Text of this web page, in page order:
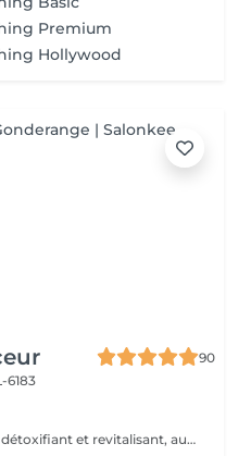
Premium
Hollywood
90
6183
Soin aromatique personnalisé, détoxifiant et revitalisant, autour d'un nettoyage profond en 5 phases exclusives